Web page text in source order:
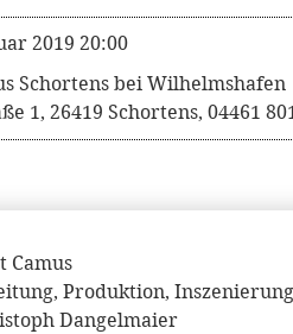
2019 20:00
Schortens bei Wilhelmshafen
1, 26419 Schortens, 04461
Camus
Produktion,
Dangelmaier